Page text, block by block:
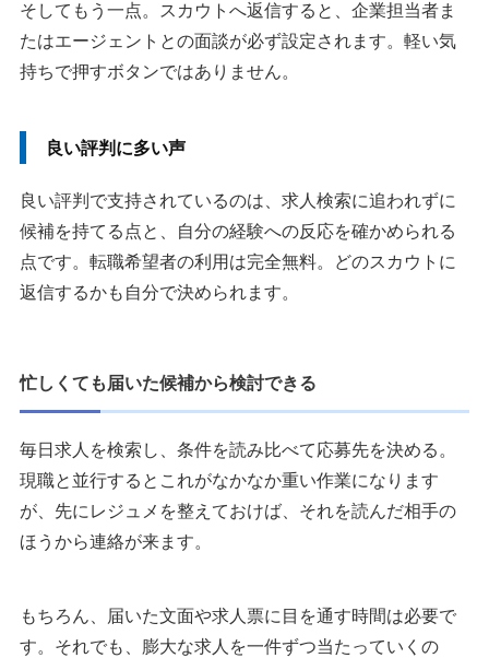
そしてもう一点。スカウトへ返信すると、企業担当者ま
たはエージェントとの面談が必ず設定されます。軽い気
持ちで押すボタンではありません。
良い評判に多い声
良い評判で支持されているのは、求人検索に追われずに
候補を持てる点と、自分の経験への反応を確かめられる
点です。転職希望者の利用は完全無料。どのスカウトに
返信するかも自分で決められます。
忙しくても届いた候補から検討できる
毎日求人を検索し、条件を読み比べて応募先を決める。
現職と並行するとこれがなかなか重い作業になります
が、先にレジュメを整えておけば、それを読んだ相手の
ほうから連絡が来ます。
もちろん、届いた文面や求人票に目を通す時間は必要で
す。それでも、膨大な求人を一件ずつ当たっていくの